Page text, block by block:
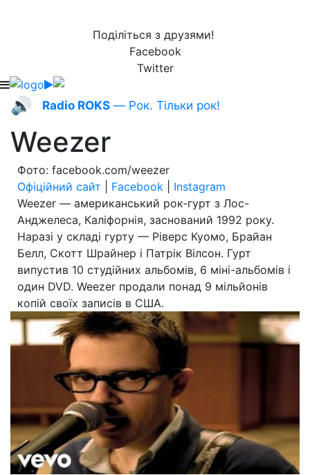
Поділіться з друзями!
Facebook
Twitter
🔊 Radio ROKS — Рок. Тільки рок!
Weezer
Фото: facebook.com/weezer
Офіційний сайт
Facebook
Instagram
Weezer — американський рок-гурт з Лос-
Анджелеса, Каліфорнія, заснований 1992 року.
Наразі у складі гурту — Ріверс Куомо, Брайан
Белл, Скотт Шрайнер і Патрік Вілсон. Гурт
випустив 10 студійних альбомів, 6 міні-альбомів і
один DVD. Weezer продали понад 9 мільйонів
копій своїх записів в США.